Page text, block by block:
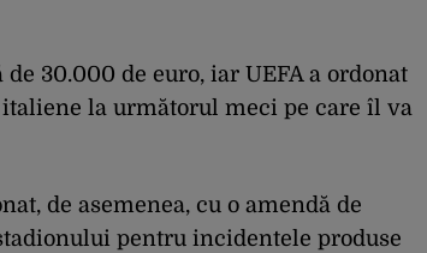
30.000 de euro, iar UEFA a ordonat
la următorul meci pe care îl va
de asemenea, cu o amendă de
pentru incidentele produse